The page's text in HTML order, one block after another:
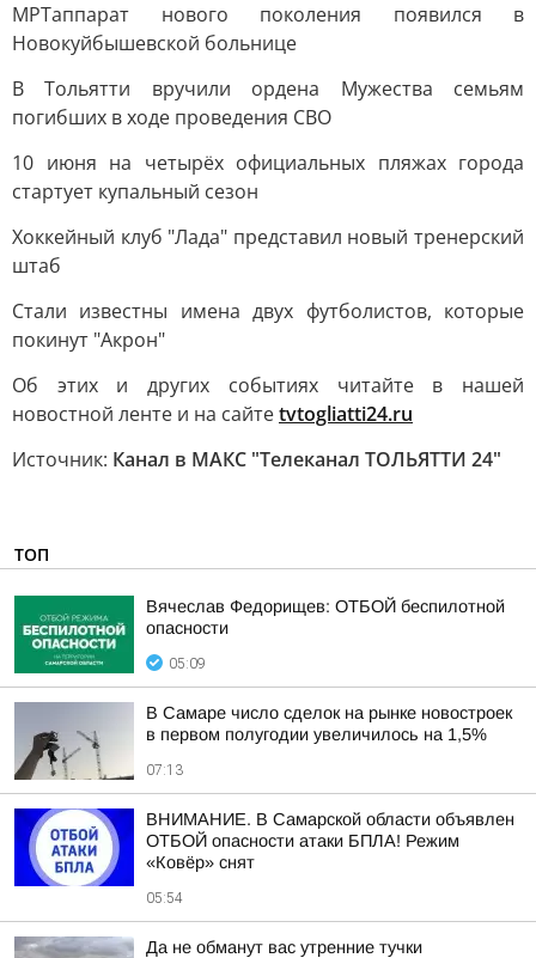
МРТаппарат нового поколения появился в
Новокуйбышевской больнице
В Тольятти вручили ордена Мужества семьям
погибших в ходе проведения СВО
10 июня на четырёх официальных пляжах города
стартует купальный сезон
Хоккейный клуб "Лада" представил новый тренерский
штаб
Стали известны имена двух футболистов, которые
покинут "Акрон"
Об этих и других событиях читайте в нашей
новостной ленте и на сайтеtvtogliatti24.ru
Источник: Канал в МАКС "Телеканал ТОЛЬЯТТИ 24"
ТОП
Вячеслав Федорищев: ОТБОЙ беспилотной
опасности
05:09
В Самаре число сделок на рынке новостроек
в первом полугодии увеличилось на 1,5%
07:13
ВНИМАНИЕ. В Самарской области объявлен
ОТБОЙ опасности атаки БПЛА! Режим
«Ковёр» снят
05:54
Да не обманут вас утренние тучки